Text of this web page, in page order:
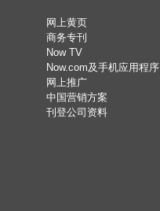
网上黄页
商务专刊
Now TV
Now.com及手机应用程序
网上推广
中国营销方案
刊登公司资料